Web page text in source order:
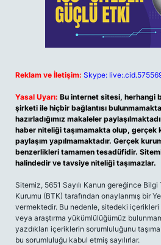
Reklam ve İletişim: Skype:
Yasal Uyarı: Bu internet sitesi, herhangi
şirketi ile hiçbir bağlantısı
hazırladığımız makaleler
haber niteliği taşımamakta olup, gerçek
paylaşım yapılmamaktadır. Gerçek
benzerlikleri tamamen tesadüfidir.
halindedir ve tavsiye niteliği taşımazlar.
Sitemiz, 5651 Sayılı Kanun gereğince
Kurumu (BTK) tarafından onaylanmış bir
vermektedir. Bu nedenle, sitedeki
veya araştırma yükümlülüğümüz
yazdıkları içeriklerin sorumluluğunu
bu sorumluluğu kabul etmiş sayılırlar.